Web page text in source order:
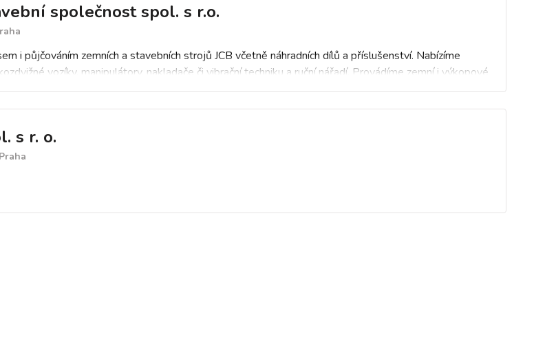
společnost spol. s r.o.
i půjčováním zemních a stavebních strojů JCB včetně náhradních dílů a příslušenství. Nabízíme
vozíky, manipulátory, nakladače či vibrační techniku a ruční nářadí. Provádíme zemní i výkopové
s r. o.